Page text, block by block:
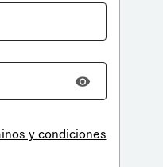
y condiciones